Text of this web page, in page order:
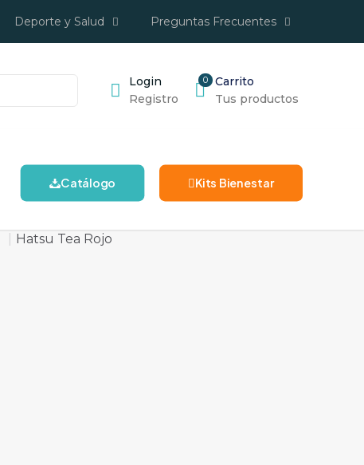
Deporte y Salud Preguntas Frecuentes
Login
Registro
0
Carrito
Tus productos
Catálogo Kits Bienestar
Hatsu Tea Rojo